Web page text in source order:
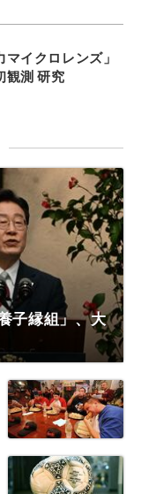
イクロレンズ」
観測 研究
子縁組」、大